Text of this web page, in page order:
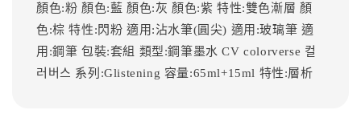
顏色:粉 顏色:藍 顏色:灰 顏色:紫 特性:雙色漸層 顏
色:棕特性:閃粉適用:沾水筆(圓尖) 適用:玻璃筆 適
用:鋼筆 包裝:套組 類型:鋼筆墨水CVcolorverse 컬
러버스 系列:Glistening 容量:65ml+15ml 特性:層析